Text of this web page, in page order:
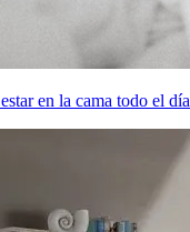
en la cama todo el día